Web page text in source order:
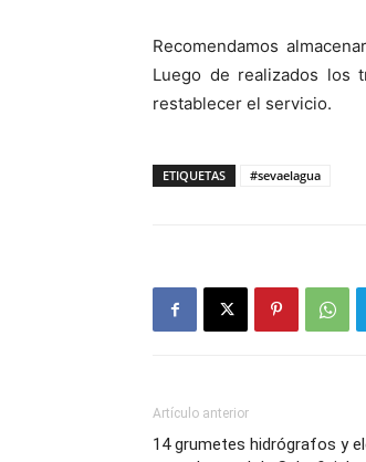
Recomendamos
Luego de realizados los
restablecer el servicio.
ETIQUETAS #sevaelagua
Artículo anterior
14 grumetes hidrógrafos y